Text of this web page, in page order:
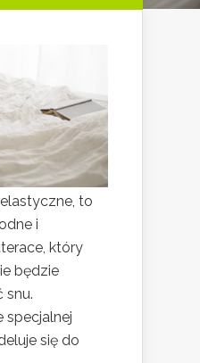
to
i
który
będzie
snu.
specjalnej
się do